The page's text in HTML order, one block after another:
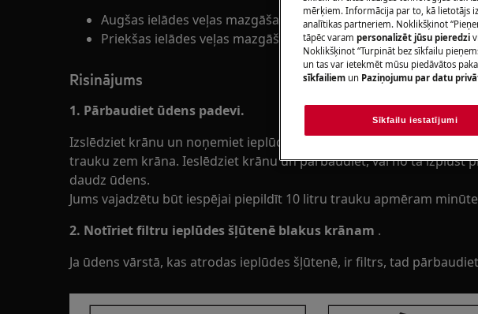
Augšas ielādes veļas mazgāšanas mašīna (brīvstāvoša un
Priekšas ielādes veļas mazgāšanas mašīna
Risinājums
1. Pārbaudiet ūdens padevi.
Izslēdziet krānu un noņemiet ieplūdes šļūteni. Novietojiet spaini vai
trauku zem krāna. Ieslēdziet krānu un pārbaudiet, vai no tā izplūst
daudz ūdens.
Jums vajadzētu būt iespējai piepildīt 10 litru trauku apmēram
2. Notīriet filtru ieplūdes šļūtenē blakus krānam .
Ja ūdens vārstā, kas atrodas ieplūdes šļūtenē, ir filtrs, tad
mērķiem. Informācija par to, kā lietotājs
analītikas partneriem. Noklikšķinot
tāpēc varam personalizēt jūsu pieredzi
Noklikšķinot “Turpināt bez sīkfailu
un tas var ietekmēt mūsu piedāvātos
sīkfailiem un Paziņojumu par datu
Sīkfailu iestatījumi